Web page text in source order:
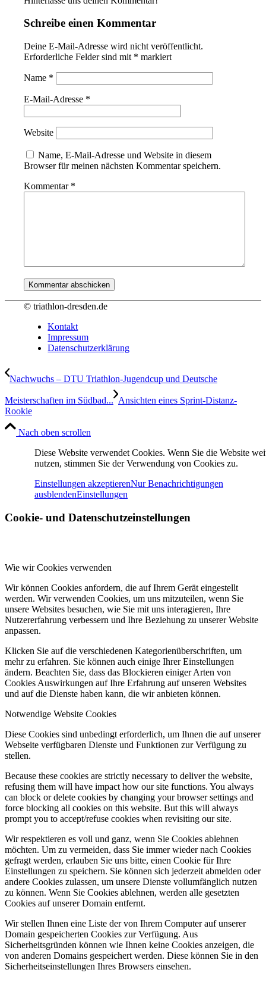
Schreibe einen Kommentar
Deine E-Mail-Adresse wird nicht veröffentlicht.
Erforderliche Felder sind mit * markiert
Name *
E-Mail-Adresse *
Website
Name, E-Mail-Adresse und Website in diesem
Browser für meinen nächsten Kommentar speichern.
Kommentar *
© triathlon-dresden.de
Kontakt
Impressum
Datenschutzerklärung
Nachwuchs – DTU Triathlon-Jugendcup und Deutsche
Meisterschaften im Südbad... Ansichten eines Sprint-Distanz-
Rookie
Nach oben scrollen
Diese Website verwendet Cookies. Wenn Sie die Website
nutzen, stimmen Sie der Verwendung von Cookies zu.
Einstellungen akzeptierenNur Benachrichtigungen
ausblendenEinstellungen
Cookie- und Datenschutzeinstellungen
Wie wir Cookies verwenden
Wir können Cookies anfordern, die auf Ihrem Gerät eingestellt
werden. Wir verwenden Cookies, um uns mitzuteilen, wenn Sie
unsere Websites besuchen, wie Sie mit uns interagieren, Ihre
Nutzererfahrung verbessern und Ihre Beziehung zu unserer Website
anpassen.
Klicken Sie auf die verschiedenen Kategorienüberschriften, um
mehr zu erfahren. Sie können auch einige Ihrer Einstellungen
ändern. Beachten Sie, dass das Blockieren einiger Arten von
Cookies Auswirkungen auf Ihre Erfahrung auf unseren Websites
und auf die Dienste haben kann, die wir anbieten können.
Notwendige Website Cookies
Diese Cookies sind unbedingt erforderlich, um Ihnen die auf unserer
Webseite verfügbaren Dienste und Funktionen zur Verfügung zu
stellen.
Because these cookies are strictly necessary to deliver the website,
refusing them will have impact how our site functions. You always
can block or delete cookies by changing your browser settings and
force blocking all cookies on this website. But this will always
prompt you to accept/refuse cookies when revisiting our site.
Wir respektieren es voll und ganz, wenn Sie Cookies ablehnen
möchten. Um zu vermeiden, dass Sie immer wieder nach Cookies
gefragt werden, erlauben Sie uns bitte, einen Cookie für Ihre
Einstellungen zu speichern. Sie können sich jederzeit abmelden oder
andere Cookies zulassen, um unsere Dienste vollumfänglich nutzen
zu können. Wenn Sie Cookies ablehnen, werden alle gesetzten
Cookies auf unserer Domain entfernt.
Wir stellen Ihnen eine Liste der von Ihrem Computer auf unserer
Domain gespeicherten Cookies zur Verfügung. Aus
Sicherheitsgründen können wie Ihnen keine Cookies anzeigen, die
von anderen Domains gespeichert werden. Diese können Sie in den
Sicherheitseinstellungen Ihres Browsers einsehen.